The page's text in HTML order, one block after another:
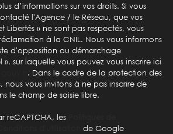
56,59 %
2 enfants
37,21 %
90,79 %
9,21 %
6,20 %
d’informations sur vos droits. Si vous
l'Agence / le Réseau, que vos
Libertés » ne sont pas respectés, vous
à la CNIL. Nous vous informons
d'opposition au démarchage
sur laquelle vous pouvez vous inscrire ici
. Dans le cadre de la protection des
nous vous invitons à ne pas inscrire de
le champ de saisie libre.
reCAPTCHA, les
de Google